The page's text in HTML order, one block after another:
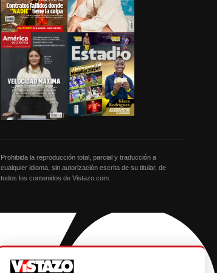
Prohibida la reproducción total, parcial y traducción a
cualquier idioma, sin autorización escrita de su titular, de
todos los contenidos de Vistazo.com.